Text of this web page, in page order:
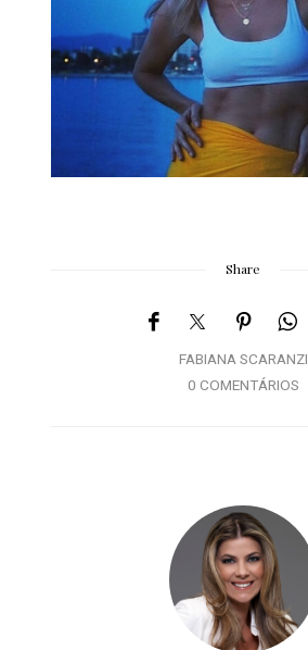
Share
FABIANA SCARANZI
0 COMENTÁRIOS